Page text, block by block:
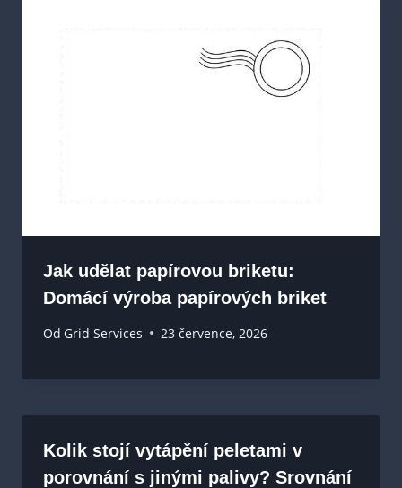
Jak udělat papírovou briketu:
Domácí výroba papírových briket
Od Grid Services 23 července, 2026
Kolik stojí vytápění peletami v
porovnání s jinými palivy? Srovnání